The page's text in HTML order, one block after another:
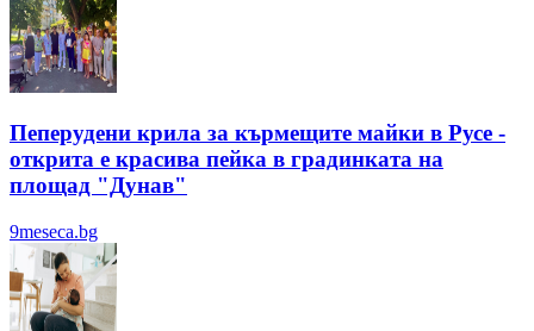
Пеперудени крила за кърмещите майки в Русе -
открита е красива пейка в градинката на
площад "Дунав"
9meseca.bg